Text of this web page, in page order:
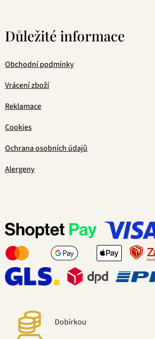
Důležité informace
Obchodní podmínky
Vrácení zboží
Reklamace
Cookies
Ochrana osobních údajů
Alergeny
Dobírkou